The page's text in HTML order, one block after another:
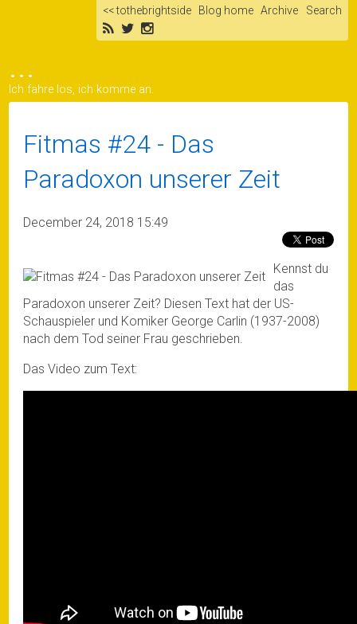
<< tothebrightside Blog home Archive Search
...
Ich fahre los, ich komme an.
Fitmas #24 - Das
Paradoxon unserer Zeit
December 24, 2018 15:49
Kennst du
das
Paradoxon unserer Zeit? Diesen Text hat der US-
Schauspieler und Komiker George Carlin (1937-2008)
nach dem Tod seiner Frau geschrieben.
Das Video zum Text: